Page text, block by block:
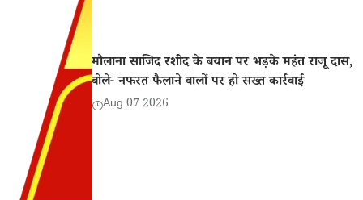
मौलाना साजिद रशीद के बयान पर भड़के महंत राजू दास,
बोले- नफरत फैलाने वालों पर हो सख्त कार्रवाई
Aug 07 2026